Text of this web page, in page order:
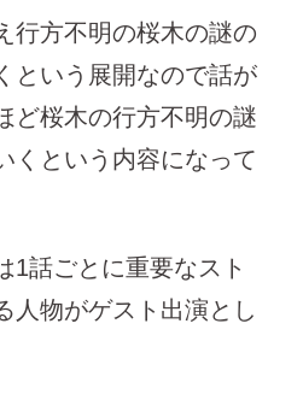
行方不明の桜木の謎の
という展開なので話が
ど桜木の行方不明の謎
くという内容になって
1話ごとに重要なスト
人物がゲスト出演とし